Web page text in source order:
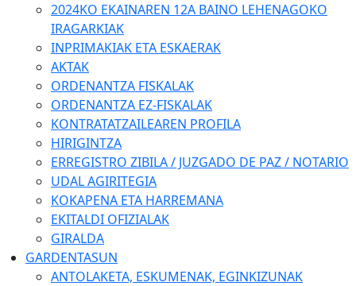
2024KO EKAINAREN 12A BAINO LEHENAGOKO
IRAGARKIAK
INPRIMAKIAK ETA ESKAERAK
AKTAK
ORDENANTZA FISKALAK
ORDENANTZA EZ-FISKALAK
KONTRATATZAILEAREN PROFILA
HIRIGINTZA
ERREGISTRO ZIBILA / JUZGADO DE PAZ / NOTARIO
UDAL AGIRITEGIA
KOKAPENA ETA HARREMANA
EKITALDI OFIZIALAK
GIRALDA
GARDENTASUN
ANTOLAKETA, ESKUMENAK, EGINKIZUNAK